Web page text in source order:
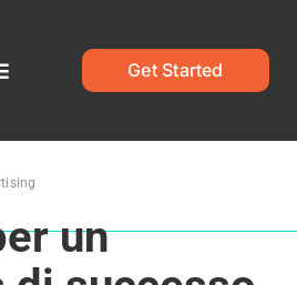
Get Started
un